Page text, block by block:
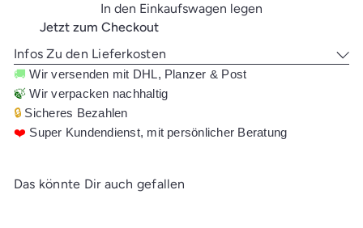
In den Einkaufswagen legen
Jetzt zum Checkout
Infos Zu den Lieferkosten
🚚 Wir versenden mit DHL, Planzer & Post
🍃 Wir verpacken nachhaltig
🔒 Sicheres Bezahlen
❤️ Super Kundendienst, mit persönlicher Beratung
Das könnte Dir auch gefallen